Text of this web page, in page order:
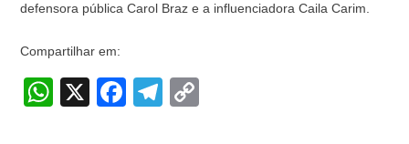
defensora pública Carol Braz e a influenciadora Caila Carim.
Compartilhar em:
W
X
F
T